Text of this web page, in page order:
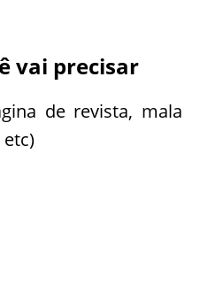
vai precisar
de revista, mala